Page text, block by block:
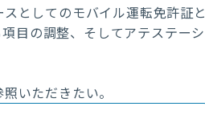
としてのモバイル運転免許証と
目の調整、そしてアテステーシ
いただきたい。